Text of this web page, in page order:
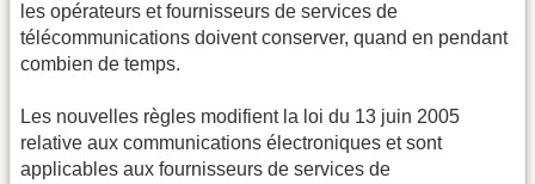
les opérateurs et fournisseurs de services de
télécommunications doivent conserver, quand en pendant
combien de temps.
Les nouvelles règles modifient la loi du 13 juin 2005
relative aux communications électroniques et sont
applicables aux fournisseurs de services de